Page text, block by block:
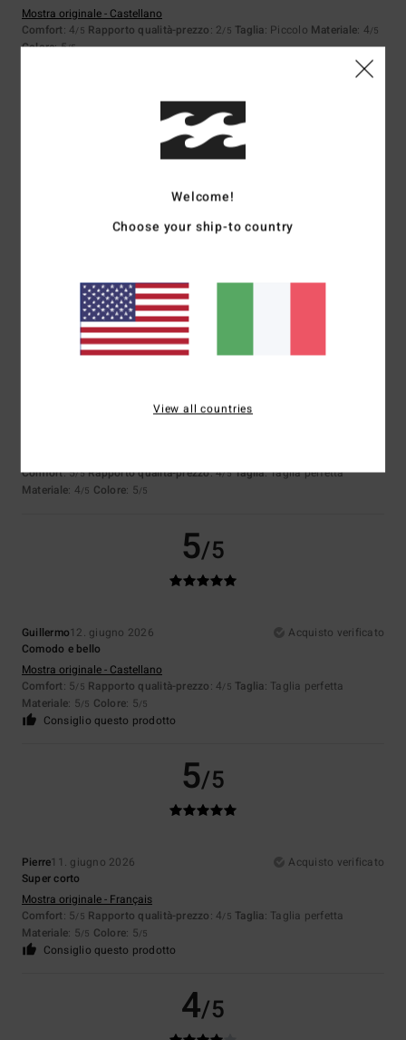
Mostra originale - Castellano
Comfort: 4/5 Rapporto qualità-prezzo: 2/5 Taglia: Piccolo Materiale: 4/5
Colore: 5/5
5/5
OTTIMO PRODOTTO, ALL'ALTEZZA DELLE MIE ASPETTATIVE
Mostra originale - Français
5
Comfort: 5/5 Rapporto qualità-prezzo: 4/5 Taglia: Taglia perfetta
Materiale: 4/5 Colore: 5/5
5/5
Guillermo12. giugno 2026
Acquisto verificato
Comodo e bello
Mostra originale - Castellano
Comfort: 5/5 Rapporto qualità-prezzo: 4/5 Taglia: Taglia perfetta
Materiale: 5/5 Colore: 5/5
Consiglio questo prodotto
5/5
Pierre11. giugno 2026
Acquisto verificato
Super corto
Mostra originale - Français
Comfort: 5/5 Rapporto qualità-prezzo: 4/5 Taglia: Taglia perfetta
Materiale: 5/5 Colore: 5/5
Consiglio questo prodotto
4/5
Welcome!
Choose your ship-to country
View all countries